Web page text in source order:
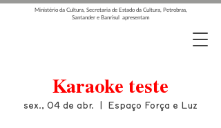
Ministério da Cultura, Secretaria de Estado da Cultura, Petrobras,
Santander e Banrisul apresentam
Karaoke teste
sex., 04 de abr. Espaço Força e Luz